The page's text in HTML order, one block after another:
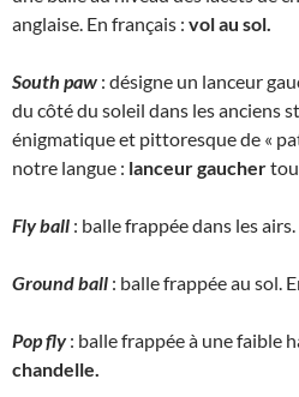
anglaise. En français : vol au sol.
South paw : désigne un lanceur
du côté du soleil dans les anciens
énigmatique et pittoresque de «
notre langue : lanceur gaucher
Fly ball : balle frappée dans les
Ground ball : balle frappée au sol.
Pop fly: balle frappée à une faible
chandelle.